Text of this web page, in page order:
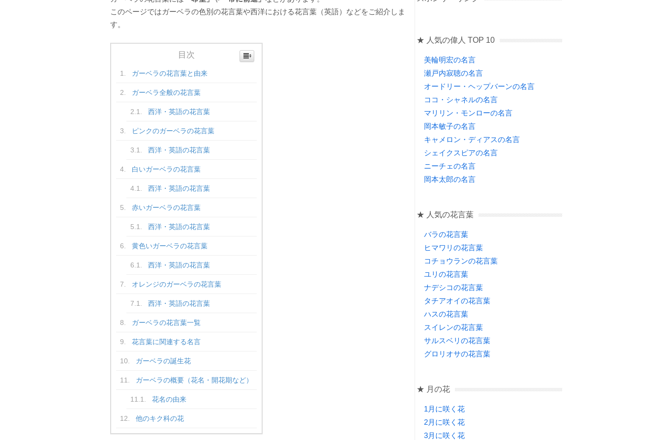
このページではガーベラの色別の花言葉や西洋における花言葉（英語）などをご紹介しま
す。
目次
ガーベラの花言葉と由来
ガーベラ全般の花言葉
西洋・英語の花言葉
ピンクのガーベラの花言葉
西洋・英語の花言葉
白いガーベラの花言葉
西洋・英語の花言葉
赤いガーベラの花言葉
西洋・英語の花言葉
黄色いガーベラの花言葉
西洋・英語の花言葉
オレンジのガーベラの花言葉
西洋・英語の花言葉
ガーベラの花言葉一覧
花言葉に関連する名言
ガーベラの誕生花
ガーベラの概要（花名・開花期など）
花名の由来
他のキク科の花
★ 人気の偉人 TOP 10
美輪明宏の名言
瀬戸内寂聴の名言
オードリー・ヘップバーンの名言
ココ・シャネルの名言
マリリン・モンローの名言
岡本敏子の名言
キャメロン・ディアスの名言
シェイクスピアの名言
ニーチェの名言
岡本太郎の名言
★ 人気の花言葉
バラの花言葉
ヒマワリの花言葉
コチョウランの花言葉
ユリの花言葉
ナデシコの花言葉
タチアオイの花言葉
ハスの花言葉
スイレンの花言葉
サルスベリの花言葉
グロリオサの花言葉
★ 月の花
1月に咲く花
2月に咲く花
3月に咲く花